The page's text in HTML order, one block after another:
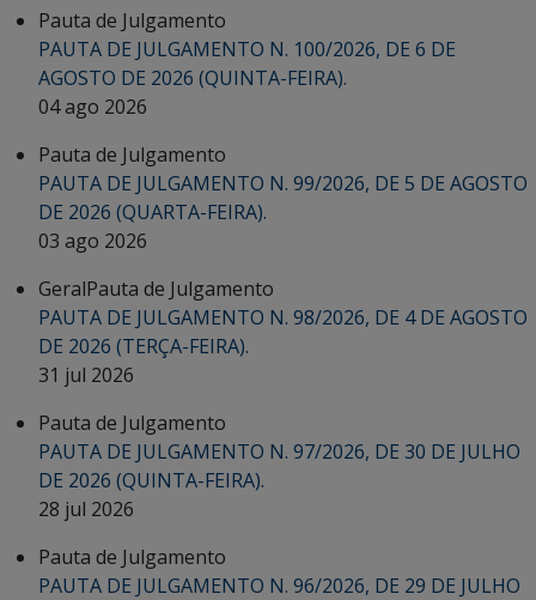
Pauta de Julgamento
PAUTA DE JULGAMENTO N. 100/2026, DE 6 DE
AGOSTO DE 2026 (QUINTA-FEIRA).
04 ago 2026
Pauta de Julgamento
PAUTA DE JULGAMENTO N. 99/2026, DE 5 DE AGOSTO
DE 2026 (QUARTA-FEIRA).
03 ago 2026
GeralPauta de Julgamento
PAUTA DE JULGAMENTO N. 98/2026, DE 4 DE AGOSTO
DE 2026 (TERÇA-FEIRA).
31 jul 2026
Pauta de Julgamento
PAUTA DE JULGAMENTO N. 97/2026, DE 30 DE JULHO
DE 2026 (QUINTA-FEIRA).
28 jul 2026
Pauta de Julgamento
PAUTA DE JULGAMENTO N. 96/2026, DE 29 DE JULHO